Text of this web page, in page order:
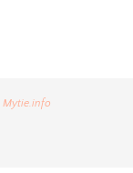
Mytie.info